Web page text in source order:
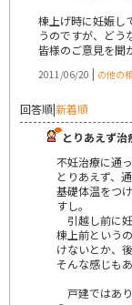
棟上げ時に妊娠し
うのですが、どう
皆様のご意見を聞
2011/06/20 | の他の
回答順|新着順
とりあえず治
不妊治療に通
とりあえず、
基礎体温をつ
すし。
引越し前に
棟上前という
けないとか、
そんな感じも
戸建ではあ